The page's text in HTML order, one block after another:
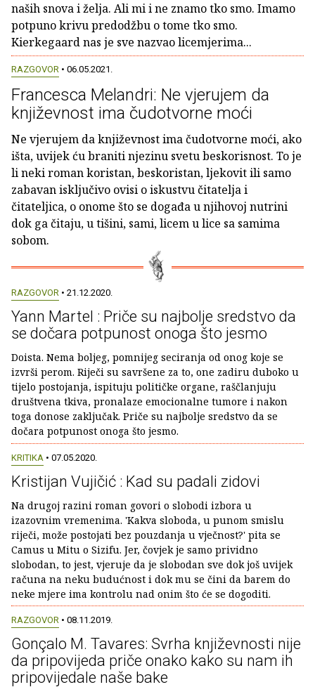
naših snova i želja. Ali mi i ne znamo tko smo. Imamo
potpuno krivu predodžbu o tome tko smo.
Kierkegaard nas je sve nazvao licemjerima...
RAZGOVOR • 06.05.2021.
Francesca Melandri: Ne vjerujem da
književnost ima čudotvorne moći
Ne vjerujem da književnost ima čudotvorne moći, ako
išta, uvijek ću braniti njezinu svetu beskorisnost. To je
li neki roman koristan, beskoristan, ljekovit ili samo
zabavan isključivo ovisi o iskustvu čitatelja i
čitateljica, o onome što se događa u njihovoj nutrini
dok ga čitaju, u tišini, sami, licem u lice sa samima
sobom.
RAZGOVOR • 21.12.2020.
Yann Martel : Priče su najbolje sredstvo da
se dočara potpunost onoga što jesmo
Doista. Nema boljeg, pomnijeg seciranja od onog koje se
izvrši perom. Riječi su savršene za to, one zadiru duboko u
tijelo postojanja, ispituju političke organe, raščlanjuju
društvena tkiva, pronalaze emocionalne tumore i nakon
toga donose zaključak. Priče su najbolje sredstvo da se
dočara potpunost onoga što jesmo.
KRITIKA • 07.05.2020.
Kristijan Vujičić : Kad su padali zidovi
Na drugoj razini roman govori o slobodi izbora u
izazovnim vremenima. 'Kakva sloboda, u punom smislu
riječi, može postojati bez pouzdanja u vječnost?' pita se
Camus u Mitu o Sizifu. Jer, čovjek je samo prividno
slobodan, to jest, vjeruje da je slobodan sve dok još uvijek
računa na neku budućnost i dok mu se čini da barem do
neke mjere ima kontrolu nad onim što će se dogoditi.
RAZGOVOR • 08.11.2019.
Gonçalo M. Tavares: Svrha književnosti nije
da pripovijeda priče onako kako su nam ih
pripovijedale naše bake